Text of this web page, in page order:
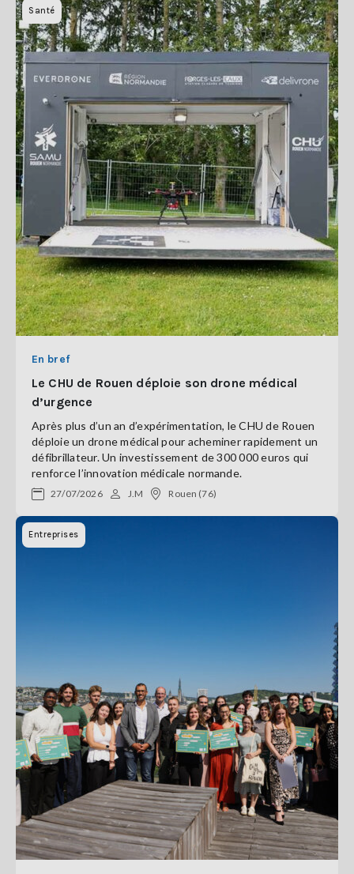
Santé
En bref
Le CHU de Rouen déploie son drone médical
d’urgence
Après plus d’un an d’expérimentation, le CHU de Rouen
déploie un drone médical pour acheminer rapidement un
défibrillateur. Un investissement de 300 000 euros qui
renforce l’innovation médicale normande.
27/07/2026 J.M Rouen (76)
Entreprises